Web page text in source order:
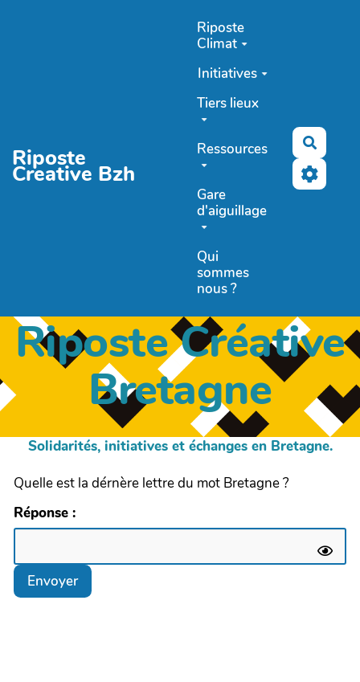
Riposte
Creative Bzh
Riposte
Climat
Initiatives
Tiers lieux
Ressources
Gare
d'aiguillage
Qui
sommes
nous ?
Riposte Créative
Bretagne
Solidarités, initiatives et échanges en Bretagne.
Quelle est la dérnère lettre du mot Bretagne ?
Réponse :
Envoyer